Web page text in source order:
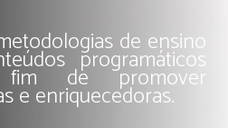
de ensino
programáticos
fim de promover
e enriquecedoras.